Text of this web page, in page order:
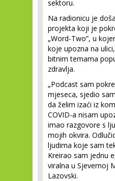
sektoru.
Na radionicu je
projekta koji je
„Word-Two”, u
koje upozna na
bitnim temama
zdravlja.
„Podcast sam
mjeseca, sjedio
da želim izaći iz
COVID-a nisam
imao razgovore s
mojih okvira.
ljudima koje sam
Kreirao sam jednu
viralna u Sjevernoj
Lazovski.